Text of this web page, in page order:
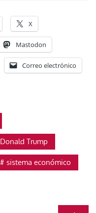
X
Mastodon
Correo electrónico
Donald Trump
sistema económico